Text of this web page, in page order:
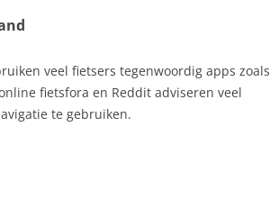
veel fietsers tegenwoordig apps zoals
fietsfora en Reddit adviseren veel
te gebruiken.